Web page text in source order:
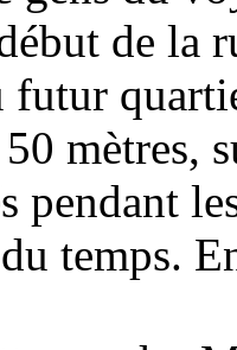
de la
mètres,
pendant
temps.